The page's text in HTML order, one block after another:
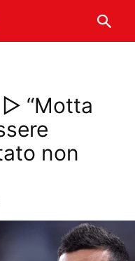
“Motta
non